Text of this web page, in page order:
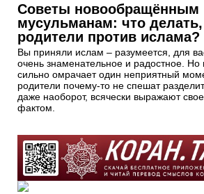
Советы новообращённым
мусульманам: что
родители против ислама?
Вы приняли ислам – разумеется, для
очень знаменательное и радостное. Но
сильно омрачает один неприятный
родители почему-то не спешат
даже наоборот, всячески выражают
фактом.